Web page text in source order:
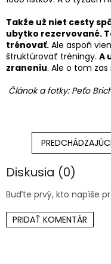
Takže už niet cesty
ubytko rezervované.
trénovať. Ale aspoň
štruktúrovať tréningy. A
zraneniu. Ale o tom
Článok a fotky: Peťo
Diskusia (0)
Buďte prvý, kto napíše
PRIDAŤ KOMENTÁR